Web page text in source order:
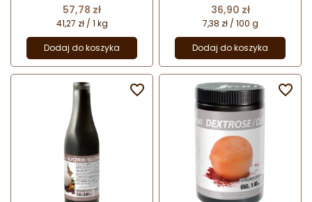
Ingredients
Cena
57,78 zł
41,27 zł / 1 kg
Dodaj do koszyka
nr. kat. 48671 Sosa Ingredients
Cena
36,90 zł
7,38 zł / 100 g
Dodaj do koszyka
 